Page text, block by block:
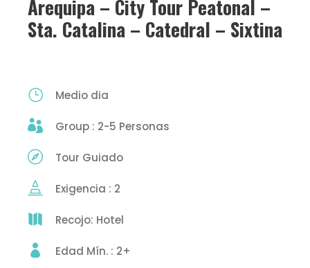
Arequipa – City Tour Peatonal –
Sta. Catalina – Catedral – Sixtina
Medio dia
Group : 2-5 Personas
Tour Guiado
Exigencia : 2
Recojo: Hotel
Edad Mín. : 2+